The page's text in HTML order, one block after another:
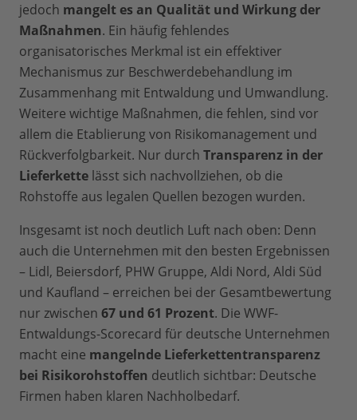
jedoch mangelt es an Qualität und Wirkung der
Maßnahmen. Ein häufig fehlendes
organisatorisches Merkmal ist ein effektiver
Mechanismus zur Beschwerdebehandlung im
Zusammenhang mit Entwaldung und Umwandlung.
Weitere wichtige Maßnahmen, die fehlen, sind vor
allem die Etablierung von Risikomanagement und
Rückverfolgbarkeit. Nur durch Transparenz in der
Lieferkette lässt sich nachvollziehen, ob die
Rohstoffe aus legalen Quellen bezogen wurden.
Insgesamt ist noch deutlich Luft nach oben: Denn
auch die Unternehmen mit den besten Ergebnissen
– Lidl, Beiersdorf, PHW Gruppe, Aldi Nord, Aldi Süd
und Kaufland – erreichen bei der Gesamtbewertung
nur zwischen 67 und 61 Prozent. Die WWF-
Entwaldungs-Scorecard für deutsche Unternehmen
macht eine mangelnde Lieferkettentransparenz
bei Risikorohstoffen deutlich sichtbar: Deutsche
Firmen haben klaren Nachholbedarf.